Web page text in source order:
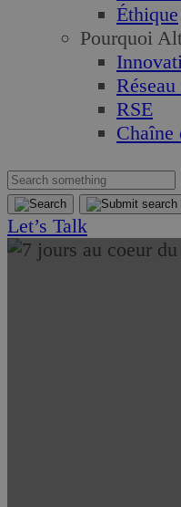
Éthique
Pourquoi
RSE
Chaîne
Let’s Talk